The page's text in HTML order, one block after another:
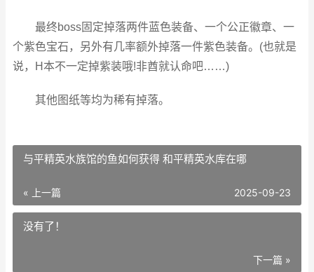
最终boss固定掉落两件蓝色装备、一个公正徽章、一
个紫色宝石，另外有几率额外掉落一件紫色装备。(也就是
说，H本不一定掉紫装哦!非酋就认命吧……)
其他图纸等均为稀有掉落。
与平精英水族馆的鱼如何获得 和平精英水库在哪
« 上一篇 2025-09-23
没有了！
下一篇 »